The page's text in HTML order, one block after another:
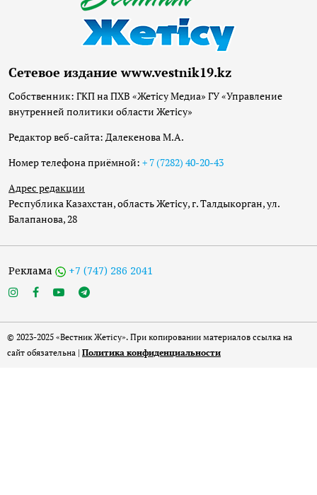
Сетевое издание www.vestnik19.kz
Собственник: ГКП на ПХВ «Жетісу Медиа» ГУ «Управление
внутренней политики области Жетісу»
Редактор веб-сайта: Далекенова М.А.
Номер телефона приёмной: + 7 (7282) 40-20-43
Адрес редакции
Республика Казахстан, область Жетісу, г. Талдыкорган, ул.
Балапанова, 28
Реклама +7 (747) 286 2041
© 2023-2025 «Вестник Жетісу». При копировании материалов ссылка на
сайт обязательна | Политика конфиденциальности